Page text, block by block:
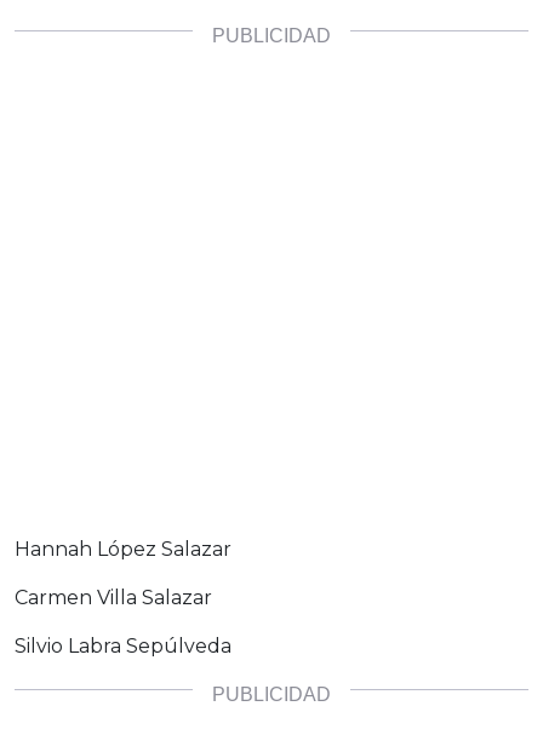
Hannah López Salazar
Carmen Villa Salazar
Silvio Labra Sepúlveda